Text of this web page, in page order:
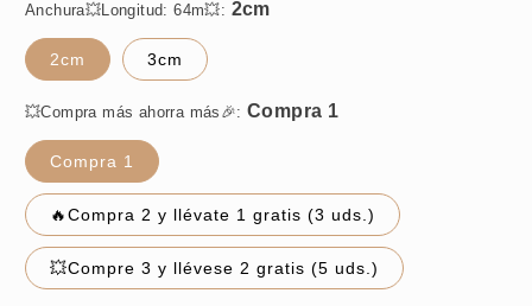
Anchura💥Longitud: 64m💥:
2cm 3cm
💥Compra más ahorra más🎉:
Compra 1
🔥Compra 2 y llévate 1 gratis (3 uds.)
💥Compre 3 y llévese 2 gratis (5 uds.)